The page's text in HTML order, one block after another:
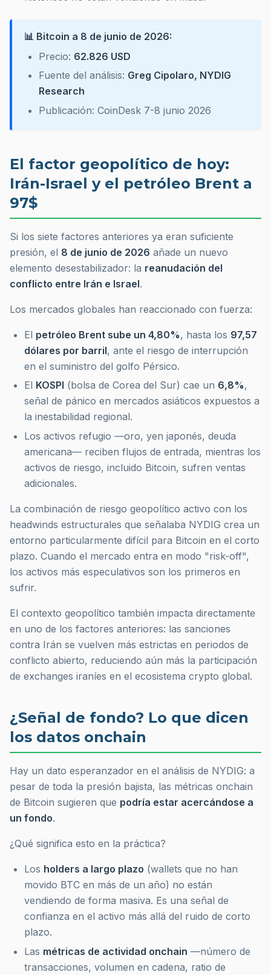
📊 Bitcoin a 8 de junio de 2026:
Precio: 62.826 USD
Fuente del análisis: Greg Cipolaro, NYDIG
Research
Publicación: CoinDesk 7-8 junio 2026
El factor geopolítico de hoy:
Irán-Israel y el petróleo Brent a
97$
Si los siete factores anteriores ya eran suficiente
presión, el 8 de junio de 2026 añade un nuevo
elemento desestabilizador: la reanudación del
conflicto entre Irán e Israel.
Los mercados globales han reaccionado con fuerza:
El petróleo Brent sube un 4,80%, hasta los 97,57
dólares por barril, ante el riesgo de interrupción
en el suministro del golfo Pérsico.
El KOSPI (bolsa de Corea del Sur) cae un 6,8%,
señal de pánico en mercados asiáticos expuestos a
la inestabilidad regional.
Los activos refugio —oro, yen japonés, deuda
americana— reciben flujos de entrada, mientras los
activos de riesgo, incluido Bitcoin, sufren ventas
adicionales.
La combinación de riesgo geopolítico activo con los
headwinds estructurales que señalaba NYDIG crea un
entorno particularmente difícil para Bitcoin en el corto
plazo. Cuando el mercado entra en modo "risk-off",
los activos más especulativos son los primeros en
sufrir.
El contexto geopolítico también impacta directamente
en uno de los factores anteriores: las sanciones
contra Irán se vuelven más estrictas en periodos de
conflicto abierto, reduciendo aún más la participación
de exchanges iraníes en el ecosistema crypto global.
¿Señal de fondo? Lo que dicen
los datos onchain
Hay un dato esperanzador en el análisis de NYDIG: a
pesar de toda la presión bajista, las métricas onchain
de Bitcoin sugieren que podría estar acercándose a
un fondo.
¿Qué significa esto en la práctica?
Los holders a largo plazo (wallets que no han
movido BTC en más de un año) no están
vendiendo de forma masiva. Es una señal de
confianza en el activo más allá del ruido de corto
plazo.
Las métricas de actividad onchain —número de
transacciones, volumen en cadena, ratio de